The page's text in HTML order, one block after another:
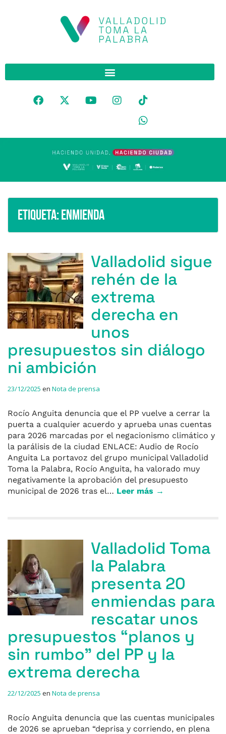
Etiqueta:Enmienda
Valladolid sigue
rehén de la
extrema
derecha en
unos
presupuestos sin diálogo
ni ambición
23/12/2025 en Nota de prensa
Rocío Anguita denuncia que el PP vuelve a cerrar la
puerta a cualquier acuerdo y aprueba unas cuentas
para 2026 marcadas por el negacionismo climático y
la parálisis de la ciudad ENLACE: Audio de Rocío
Anguita La portavoz del grupo municipal Valladolid
Toma la Palabra, Rocío Anguita, ha valorado muy
negativamente la aprobación del presupuesto
municipal de 2026 tras el… Leer más →
Valladolid Toma
la Palabra
presenta 20
enmiendas para
rescatar unos
presupuestos “planos y
sin rumbo” del PP y la
extrema derecha
22/12/2025 en Nota de prensa
Rocío Anguita denuncia que las cuentas municipales
de 2026 se aprueban “deprisa y corriendo, en plena